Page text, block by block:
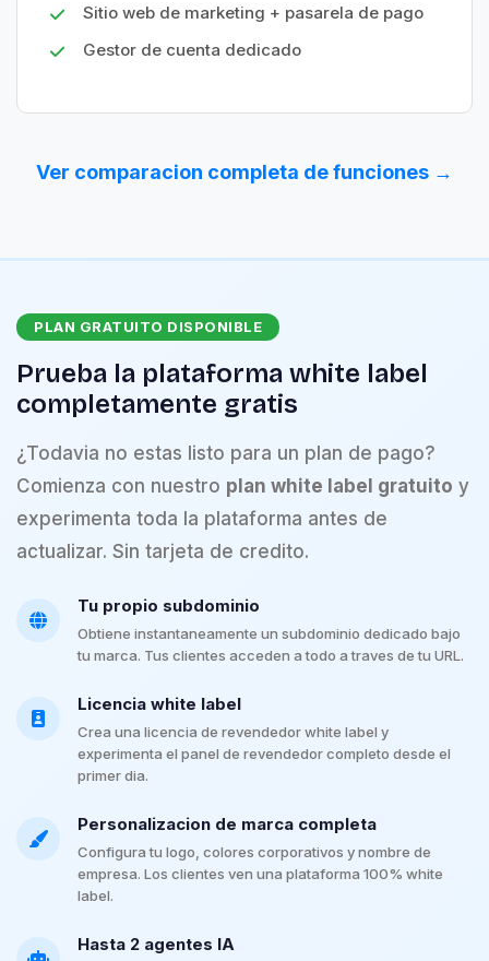
Sitio web de marketing + pasarela de pago
Gestor de cuenta dedicado
Ver comparacion completa de funciones →
PLAN GRATUITO DISPONIBLE
Prueba la plataforma white label
completamente gratis
¿Todavia no estas listo para un plan de pago?
Comienza con nuestro plan white label gratuito y
experimenta toda la plataforma antes de
actualizar. Sin tarjeta de credito.
Tu propio subdominio
Obtiene instantaneamente un subdominio dedicado bajo
tu marca. Tus clientes acceden a todo a traves de tu URL.
Licencia white label
Crea una licencia de revendedor white label y
experimenta el panel de revendedor completo desde el
primer dia.
Personalizacion de marca completa
Configura tu logo, colores corporativos y nombre de
empresa. Los clientes ven una plataforma 100% white
label.
Hasta 2 agentes IA